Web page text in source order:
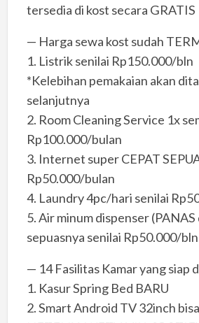
tersedia di kost secara GRATIS
— Harga sewa kost sudah
1. Listrik senilai Rp150.000/bln
*Kelebihan pemakaian akan
selanjutnya
2. Room Cleaning Service 1x
Rp100.000/bulan
3. Internet super CEPAT
Rp50.000/bulan
4. Laundry 4pc/hari senilai
5. Air minum dispenser
sepuasnya senilai Rp50.000/bln
— 14 Fasilitas Kamar yang siap
1. Kasur Spring Bed BARU
2. Smart Android TV 32inch